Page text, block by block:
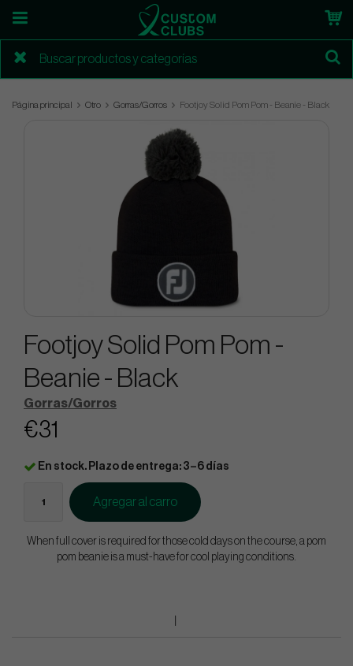
Página principal Otro Gorras/Gorros Footjoy Solid Pom Pom - Beanie - Black
Footjoy Solid Pom Pom -
Beanie - Black
Gorras/Gorros
€31
En stock. Plazo de entrega: 3–6 días
Agregar al carro
When full cover is required for those cold days on the course, a pom
pom beanie is a must-have for cool playing conditions.